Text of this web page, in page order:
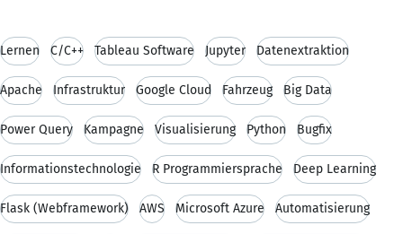
Lernen C/C++ Tableau Software Jupyter Datenextraktion
Apache Infrastruktur Google Cloud Fahrzeug Big Data
Power Query Kampagne Visualisierung Python Bugfix
Informationstechnologie R Programmiersprache Deep Learning
Flask (Webframework) AWS Microsoft Azure Automatisierung